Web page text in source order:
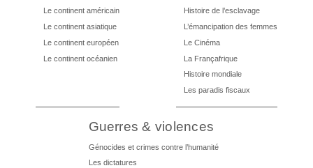
Le continent américain
Le continent asiatique
Le continent européen
Le continent océanien
Histoire de l’esclavage
L’émancipation des femmes
Le Cinéma
La Françafrique
Histoire mondiale
Les paradis fiscaux
Guerres & violences
Génocides et crimes contre l’humanité
Les dictatures